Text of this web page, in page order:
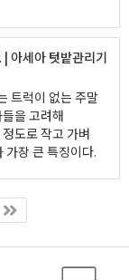
규 프런트 디자
약된 주물 분무
내구성, 작업 효율
있도록 하나하나
지털 계기판,
해져 작업은 더 편
졌습니다.
게. 더 오래 쓰도
접 확인해보세요.
아세아 텃밭관리기
트럭이 없는 주말
을 고려해
도로 작고 가벼
장 큰 특징이다.
탕으로 기어비,
부품을 전면 수
품과는 차별화했